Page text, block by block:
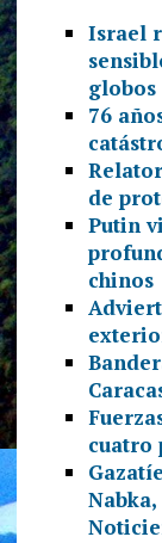
Israel
globos
76
de
Putin
chinos
cuatro